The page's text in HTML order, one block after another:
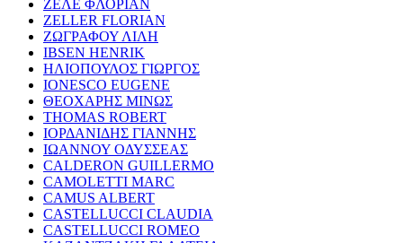
ΖΕΛΕ ΦΛΟΡΙΑΝ
ZELLER FLORIAN
ΖΩΓΡΑΦΟΥ ΛΙΛΗ
IBSEN HENRIK
ΗΛΙΟΠΟΥΛΟΣ ΓΙΩΡΓΟΣ
IONESCO EUGENE
ΘΕΟΧΑΡΗΣ ΜΙΝΩΣ
THOMAS ROBERT
ΙΟΡΔΑΝΙΔΗΣ ΓΙΑΝΝΗΣ
ΙΩΑΝΝΟΥ ΟΔΥΣΣΕΑΣ
CALDERON GUILLERMO
CAMOLETTI MARC
CAMUS ALBERT
CASTELLUCCI CLAUDIA
CASTELLUCCI ROMEO